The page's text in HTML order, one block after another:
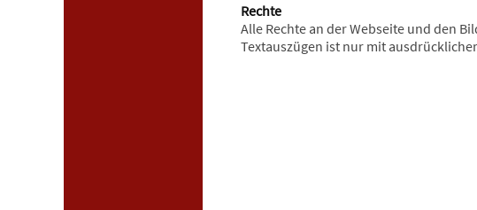
Rechte
Alle Rechte an der Webseite und den
Textauszügen ist nur mit